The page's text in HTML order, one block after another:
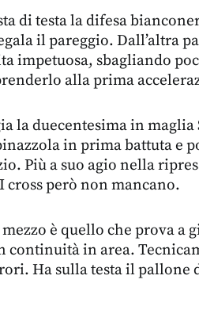
di testa la difesa
il pareggio. Dall’altra
impetuosa, sbagliando
alla prima
la duecentesima in
in prima battuta e
Più a suo agio nella
cross però non mancano.
è quello che prova a
continuità in area.
Ha sulla testa il pallone